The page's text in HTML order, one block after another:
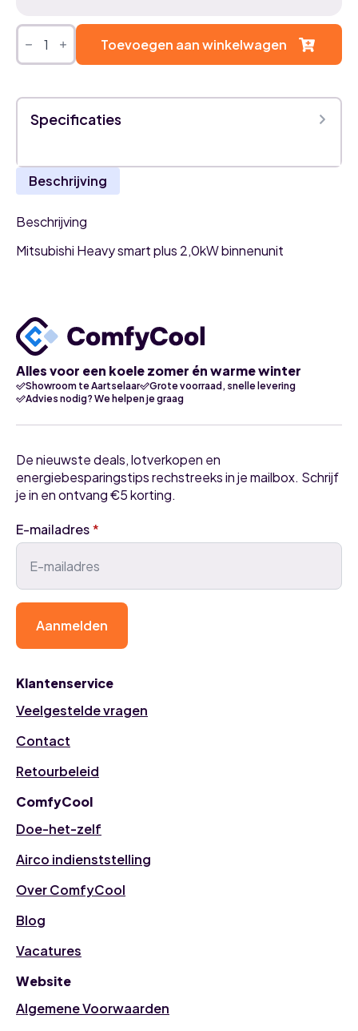
Mitsubishi
Heavy
smart
plus
airco
binnenunit
aantal
Toevoegen aan winkelwagen
Specificaties
Beschrijving
Beschrijving
Mitsubishi Heavy smart plus 2,0kW binnenunit
Alles voor een koele zomer én warme winter
Showroom te Aartselaar
Grote voorraad, snelle levering
Advies nodig? We helpen je graag
Klantenservice
Veelgestelde vragen
Contact
Retourbeleid
ComfyCool
Doe-het-zelf
Airco indienststelling
Over ComfyCool
Blog
Vacatures
Website
Algemene Voorwaarden
De nieuwste deals, lotverkopen en
energiebesparingstips rechstreeks in je mailbox. Schrijf
je in en ontvang €5 korting.
E-mailadres*
Aanmelden